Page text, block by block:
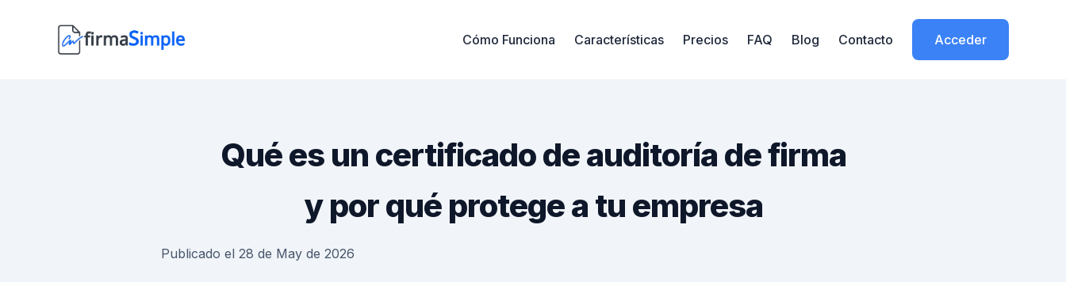
Cómo Funciona Características Precios FAQ Blog Contacto Acceder
Qué es un certificado de auditoría de firma
y por qué protege a tu empresa
Publicado el 28 de May de 2026